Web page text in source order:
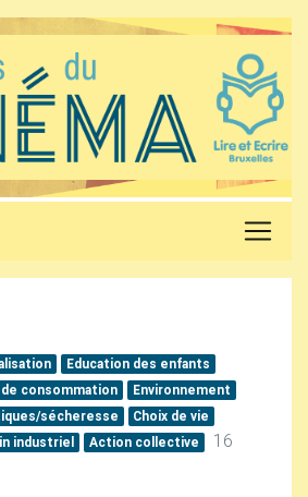
Education des enfants
consommation
Environnement
sécheresse
Choix de vie
industriel Action collective
16